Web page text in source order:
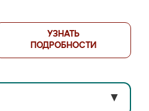
УЗНАТЬ
ПОДРОБНОСТИ
▼